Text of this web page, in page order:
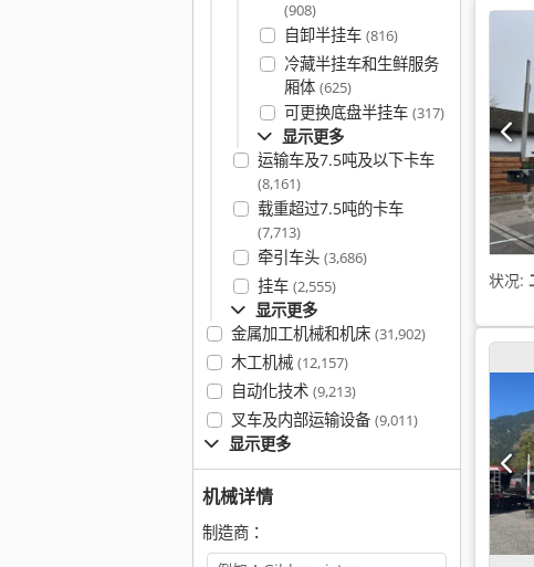
(908)
自卸半挂车 (816)
冷藏半挂车和生鲜服务
厢体 (625)
可更换底盘半挂车 (317)
显示更多
运输车及7.5吨及以下卡车
(8,161)
载重超过7.5吨的卡车
(7,713)
牵引车头 (3,686)
挂车 (2,555)
显示更多
金属加工机械和机床 (31,902)
木工机械 (12,157)
自动化技术 (9,213)
叉车及内部运输设备 (9,011)
显示更多
机械详情
制造商：
状况: